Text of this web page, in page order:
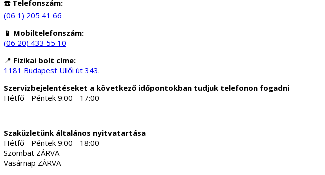
☎️ Telefonszám:
(06 1) 205 41 66
📱 Mobiltelefonszám:
(06 20) 433 55 10
📍 Fizikai bolt címe:
1181 Budapest Üllői út 343.
Szervizbejelentéseket a következő időpontokban tudjuk telefonon fogadni
Hétfő - Péntek 9:00 - 17:00
Szaküzletünk általános nyitvatartása
Hétfő - Péntek 9:00 - 18:00
Szombat ZÁRVA
Vasárnap ZÁRVA